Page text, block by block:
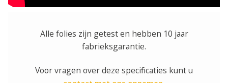
Alle folies zijn getest en hebben 10 jaar
fabrieksgarantie.
Voor vragen over deze specificaties kunt u